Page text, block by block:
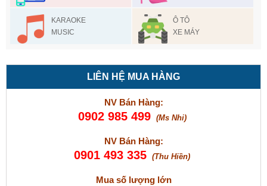
KARAOKE
MUSIC
Ô TÔ
XE MÁY
LIÊN HỆ MUA HÀNG
NV Bán Hàng:
0902 985 499 (Ms Nhi)
NV Bán Hàng:
0901 493 335 (Thu Hiền)
Mua số lượng lớn